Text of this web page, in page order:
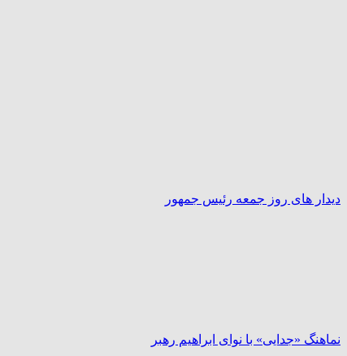
دیدار های روز جمعه رئیس جمهور
نماهنگ «جدایی» با نوای ابراهیم رهبر